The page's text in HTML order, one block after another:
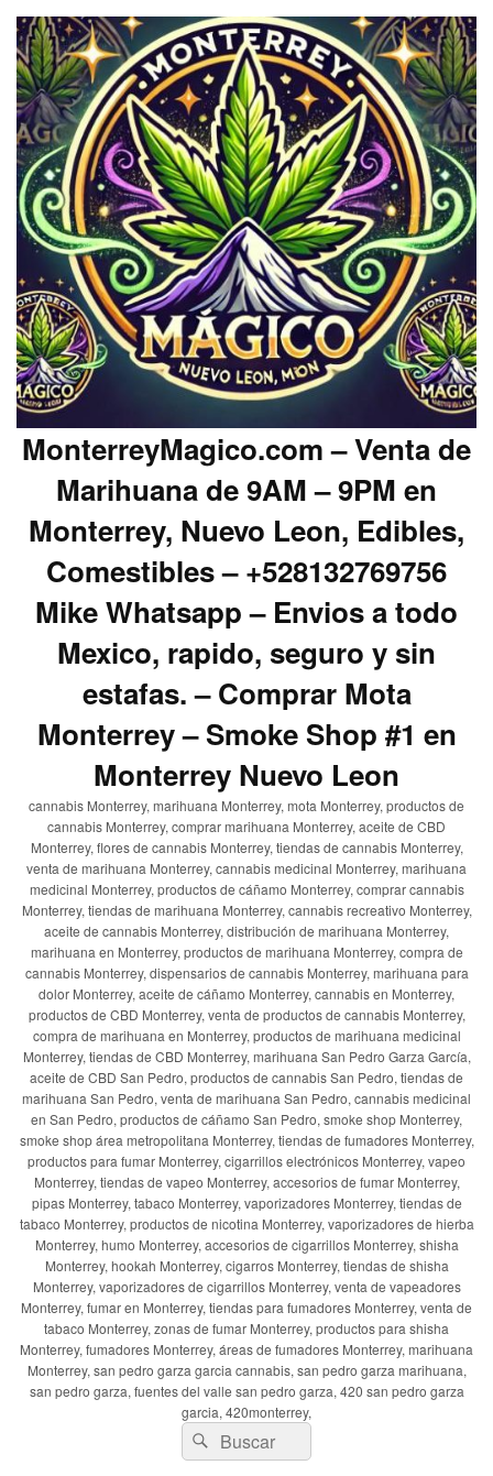
MonterreyMagico.com – Venta de
Marihuana de 9AM – 9PM en
Monterrey, Nuevo Leon, Edibles,
Comestibles – +528132769756
Mike Whatsapp – Envios a todo
Mexico, rapido, seguro y sin
estafas. – Comprar Mota
Monterrey – Smoke Shop #1 en
Monterrey Nuevo Leon
cannabis Monterrey, marihuana Monterrey, mota Monterrey, productos de
cannabis Monterrey, comprar marihuana Monterrey, aceite de CBD
Monterrey, flores de cannabis Monterrey, tiendas de cannabis Monterrey,
venta de marihuana Monterrey, cannabis medicinal Monterrey, marihuana
medicinal Monterrey, productos de cáñamo Monterrey, comprar cannabis
Monterrey, tiendas de marihuana Monterrey, cannabis recreativo Monterrey,
aceite de cannabis Monterrey, distribución de marihuana Monterrey,
marihuana en Monterrey, productos de marihuana Monterrey, compra de
cannabis Monterrey, dispensarios de cannabis Monterrey, marihuana para
dolor Monterrey, aceite de cáñamo Monterrey, cannabis en Monterrey,
productos de CBD Monterrey, venta de productos de cannabis Monterrey,
compra de marihuana en Monterrey, productos de marihuana medicinal
Monterrey, tiendas de CBD Monterrey, marihuana San Pedro Garza García,
aceite de CBD San Pedro, productos de cannabis San Pedro, tiendas de
marihuana San Pedro, venta de marihuana San Pedro, cannabis medicinal
en San Pedro, productos de cáñamo San Pedro, smoke shop Monterrey,
smoke shop área metropolitana Monterrey, tiendas de fumadores Monterrey,
productos para fumar Monterrey, cigarrillos electrónicos Monterrey, vapeo
Monterrey, tiendas de vapeo Monterrey, accesorios de fumar Monterrey,
pipas Monterrey, tabaco Monterrey, vaporizadores Monterrey, tiendas de
tabaco Monterrey, productos de nicotina Monterrey, vaporizadores de hierba
Monterrey, humo Monterrey, accesorios de cigarrillos Monterrey, shisha
Monterrey, hookah Monterrey, cigarros Monterrey, tiendas de shisha
Monterrey, vaporizadores de cigarrillos Monterrey, venta de vapeadores
Monterrey, fumar en Monterrey, tiendas para fumadores Monterrey, venta de
tabaco Monterrey, zonas de fumar Monterrey, productos para shisha
Monterrey, fumadores Monterrey, áreas de fumadores Monterrey, marihuana
Monterrey, san pedro garza garcia cannabis, san pedro garza marihuana,
san pedro garza, fuentes del valle san pedro garza, 420 san pedro garza
garcia, 420monterrey,
Buscar
por:
Buscar